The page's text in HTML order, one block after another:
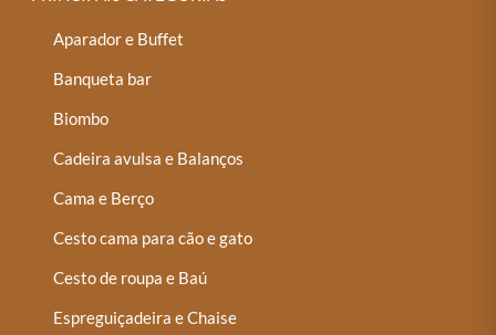
Aparador e Buffet
Banqueta bar
Biombo
Cadeira avulsa e Balanços
Cama e Berço
Cesto cama para cão e gato
Cesto de roupa e Baú
Espreguiçadeira e Chaise